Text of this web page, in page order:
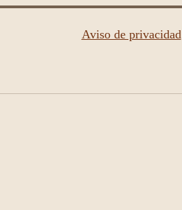
Aviso de privacidad